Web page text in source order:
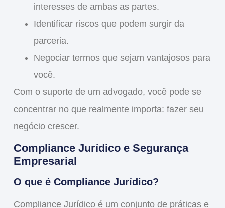
interesses de ambas as partes.
Identificar riscosque podem surgir da
parceria.
Negociar termosque sejam vantajosos para
você.
Com o suporte de um advogado, você pode se
concentrar no que realmente importa: fazer seu
negócio crescer.
Compliance Jurídico e Segurança
Empresarial
O que é Compliance Jurídico?
Compliance Jurídicoé um conjunto de práticas e